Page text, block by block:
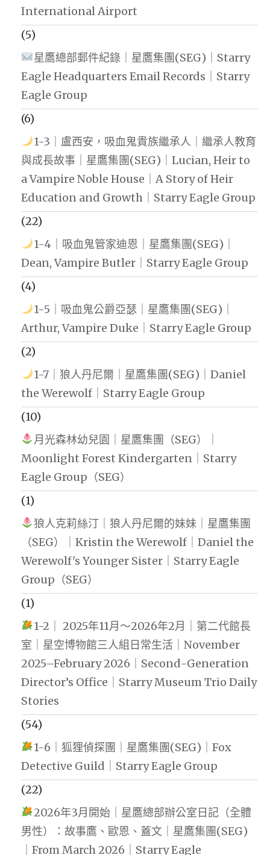
International Airport
(5)
星鷹總部郵件紀錄｜星鷹集團(SEG)｜Starry
Eagle Headquarters Email Records｜Starry
Eagle Group
(6)
1-3｜盧西安，吸血鬼貴族繼承人｜繼承人教育
與成長故事｜星鷹集團(SEG)｜Lucian, Heir to
a Vampire Noble House｜A Story of Heir
Education and Growth｜Starry Eagle Group
(22)
1-4｜吸血鬼管家迪恩｜星鷹集團(SEG)｜
Dean, Vampire Butler｜Starry Eagle Group
(4)
1-5｜吸血鬼公爵亞瑟｜星鷹集團(SEG)｜
Arthur, Vampire Duke｜Starry Eagle Group
(2)
1-7｜狼人丹尼爾｜星鷹集團(SEG)｜Daniel
the Werewolf｜Starry Eagle Group
(10)
月光森林幼兒園｜星鷹集團（SEG）｜
Moonlight Forest Kindergarten｜Starry
Eagle Group（SEG）
(1)
狼人克莉絲汀｜狼人丹尼爾的妹妹｜星鷹集團
（SEG）｜Kristin the Werewolf｜Daniel the
Werewolf's Younger Sister｜Starry Eagle
Group（SEG）
(1)
1-2｜ 2025年11月～2026年2月｜第二代館長
室｜星空博物館三人組日常生活｜November
2025–February 2026｜Second-Generation
Director’s Office｜Starry Museum Trio Daily
Stories
(54)
1-6｜狐狸偵探團｜星鷹集團(SEG)｜Fox
Detective Guild｜Starry Eagle Group
(22)
2026年3月開始｜星鷹總部辦公室日記（全體
男性）：故事鷹、歐恩、蓋文｜星鷹集團(SEG)
｜From March 2026｜Starry Eagle